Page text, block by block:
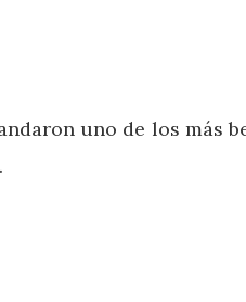
uno de los más